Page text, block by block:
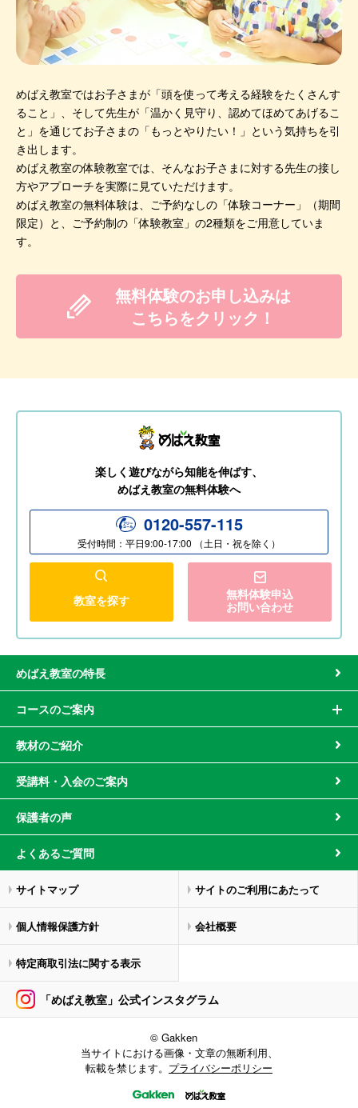
めばえ教室ではお子さまが「頭を使って考える経験をたくさんす
ること」、そして先生が「温かく見守り、認めてほめてあげるこ
と」を通じてお子さまの「もっとやりたい！」という気持ちを引
き出します。
めばえ教室の体験教室では、そんなお子さまに対する先生の接し
方やアプローチを実際に見ていただけます。
めばえ教室の無料体験は、ご予約なしの「体験コーナー」（期間
限定）と、ご予約制の「体験教室」の2種類をご用意していま
す。
無料体験のお申し込みは
こちらをクリック！
楽しく遊びながら知能を伸ばす、
めばえ教室の無料体験へ
0120-557-115
受付時間：平日9:00-17:00 （土日・祝を除く）
教室を探す
無料体験申込
お問い合わせ
めばえ教室の特長
コースのご案内
教材のご紹介
受講料・入会のご案内
保護者の声
よくあるご質問
サイトマップ サイトのご利用にあたって
個人情報保護方針 会社概要
特定商取引法に関する表示
「めばえ教室」公式インスタグラム
© Gakken
当サイトにおける画像・文章の無断利用、
転載を禁じます。 プライバシーポリシー